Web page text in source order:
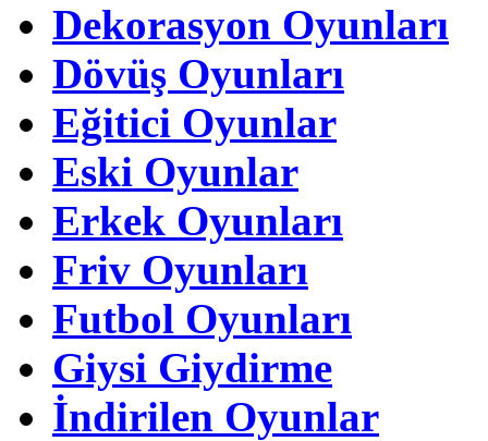
Dekorasyon Oyunları
Dövüş Oyunları
Eğitici Oyunlar
Eski Oyunlar
Erkek Oyunları
Friv Oyunları
Futbol Oyunları
Giysi Giydirme
İndirilen Oyunlar